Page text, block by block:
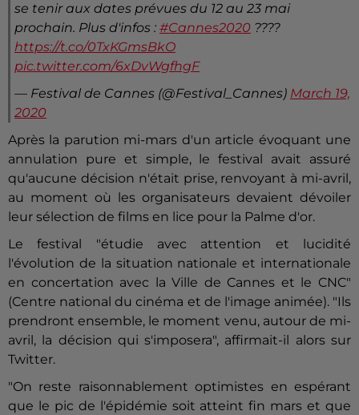
se tenir aux dates prévues du 12 au 23 mai
prochain. Plus d'infos : #Cannes2020 ????
https://t.co/0TxKGmsBkO
pic.twitter.com/6xDvWgfhgF
— Festival de Cannes (@Festival_Cannes) March 19,
2020
Après la parution mi-mars d'un article évoquant une
annulation pure et simple, le festival avait assuré
qu'aucune décision n'était prise, renvoyant à mi-avril,
au moment où les organisateurs devaient dévoiler
leur sélection de films en lice pour la Palme d'or.
Le festival "étudie avec attention et lucidité
l'évolution de la situation nationale et internationale
en concertation avec la Ville de Cannes et le CNC"
(Centre national du cinéma et de l'image animée). "Ils
prendront ensemble, le moment venu, autour de mi-
avril, la décision qui s'imposera", affirmait-il alors sur
Twitter.
"On reste raisonnablement optimistes en espérant
que le pic de l'épidémie soit atteint fin mars et que